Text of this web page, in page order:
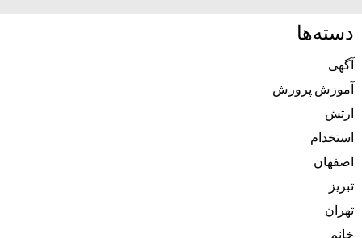
دسته‌ها
آگهی
آموزش پرورش
ارتش
استخدام
اصفهان
تبریز
تهران
خانم